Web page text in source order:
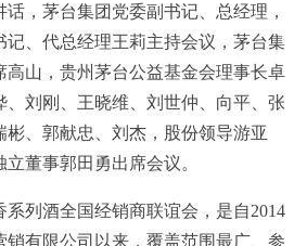
，茅台集团党委副 书记 、总经理，
记 、代总经理王莉主持会议，茅台集
高山，贵州茅台公益基金会理事长卓
刘刚、王晓维、刘世仲、向平、张
、郭献忠、刘杰，股份领导游亚
董事郭田勇出席会议。
系列酒全国经销商联谊会，是自2014
有限公司以来，覆盖范围最广、参